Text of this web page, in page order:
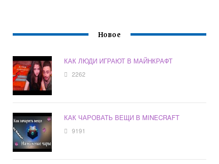
Новое
КАК ЛЮДИ ИГРАЮТ В МАЙНКРАФТ
2262
КАК ЧАРОВАТЬ ВЕЩИ В MINECRAFT
9191